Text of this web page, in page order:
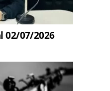
02/07/2026